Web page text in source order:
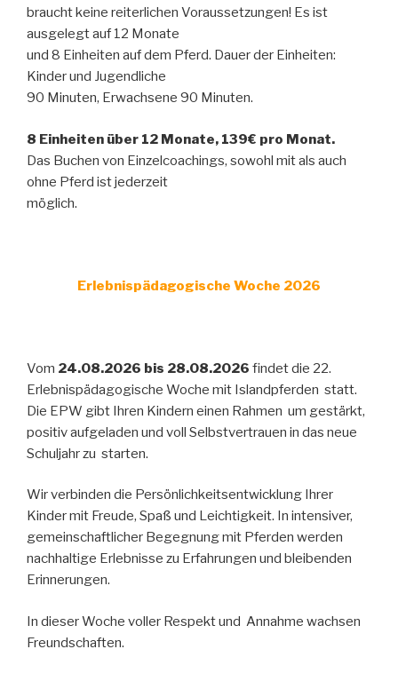
braucht keine reiterlichen Voraussetzungen! Es ist
ausgelegt auf 12 Monate
und 8 Einheiten auf dem Pferd. Dauer der Einheiten:
Kinder und Jugendliche
90 Minuten, Erwachsene 90 Minuten.
8 Einheiten über 12 Monate, 139€ pro Monat.
Das Buchen von Einzelcoachings, sowohl mit als auch
ohne Pferd ist jederzeit
möglich.
Erlebnispädagogische Woche 2026
Vom 24.08.2026 bis 28.08.2026 findet die 22.
Erlebnispädagogische Woche mit Islandpferden statt.
Die EPW gibt Ihren Kindern einen Rahmen um gestärkt,
positiv aufgeladen und voll Selbstvertrauen in das neue
Schuljahr zu starten.
Wir verbinden die Persönlichkeitsentwicklung Ihrer
Kinder mit Freude, Spaß und Leichtigkeit. In intensiver,
gemeinschaftlicher Begegnung mit Pferden werden
nachhaltige Erlebnisse zu Erfahrungen und bleibenden
Erinnerungen.
In dieser Woche voller Respekt und Annahme wachsen
Freundschaften.